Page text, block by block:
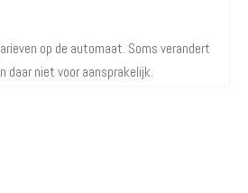
op de automaat. Soms verandert
daar niet voor aansprakelijk.